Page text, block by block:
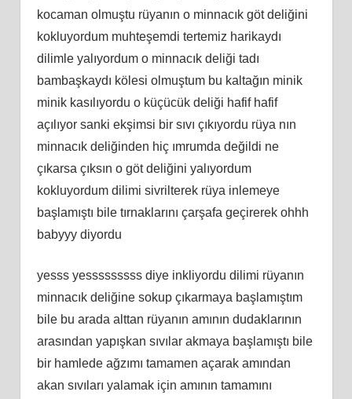
kocaman olmuştu rüyanın o minnacık göt deliğini
kokluyordum muhteşemdi tertemiz harikaydı
dilimle yalıyordum o minnacık deliği tadı
bambaşkaydı kölesi olmuştum bu kaltağın minik
minik kasılıyordu o küçücük deliği hafif hafif
açılıyor sanki ekşimsi bir sıvı çıkıyordu rüya nın
minnacık deliğinden hiç ımrumda değildi ne
çıkarsa çıksın o göt deliğini yalıyordum
kokluyordum dilimi sivrilterek rüya inlemeye
başlamıştı bile tırnaklarını çarşafa geçirerek ohhh
babyyy diyordu
yesss yesssssssss diye inkliyordu dilimi rüyanın
minnacık deliğine sokup çıkarmaya başlamıştım
bile bu arada alttan rüyanın amının dudaklarının
arasından yapışkan sıvılar akmaya başlamıştı bile
bir hamlede ağzımı tamamen açarak amından
akan sıvıları yalamak için amının tamamını